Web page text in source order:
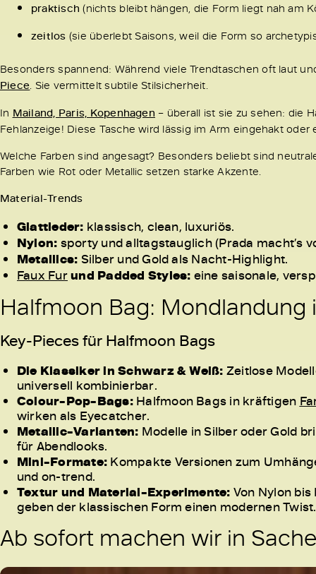
praktisch (nichts bleibt hängen, die Form liegt nah am
zeitlos (sie überlebt Saisons, weil die Form so
Besonders spannend: Während viele Trendtaschen oft laut
Piece. Sie vermittelt subtile Stilsicherheit.
In Mailand, Paris, Kopenhagen – überall ist sie zu sehen: die
Fehlanzeige! Diese Tasche wird lässig im Arm eingehakt
Welche Farben sind angesagt? Besonders beliebt sind
Farben wie Rot oder Metallic setzen starke Akzente.
Material-Trends
Glattleder: klassisch, clean, luxuriös.
Nylon: sporty und alltagstauglich (Prada macht’s
Metallics: Silber und Gold als Nacht-Highlight.
Faux Furund Padded Styles: eine saisonale,
Halfmoon Bag: Mondlandung
Key-Pieces für Halfmoon Bags
Die Klassiker in Schwarz & Weiß: Zeitlose
universell kombinierbar.
Colour-Pop-Bags:Halfmoon Bags in kräftigen
wirken als Eyecatcher.
Metallic-Varianten: Modelle in Silber oder Gold
für Abendlooks.
Mini-Formate: Kompakte Versionen zum
und on-trend.
Textur und Material-Experimente: Von Nylon
geben der klassischen Form einen modernen
Ab sofort machen wir in